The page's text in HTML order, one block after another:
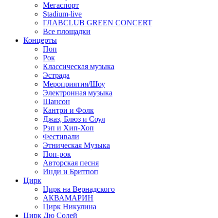
Мегаспорт
Stadium-live
ГЛАВCLUB GREEN CONCERT
Все площадки
Концерты
Поп
Рок
Классическая музыка
Эстрада
Мероприятия/Шоу
Электронная музыка
Шансон
Кантри и Фолк
Джаз, Блюз и Соул
Рэп и Хип-Хоп
Фестивали
Этническая Музыка
Поп-рок
Авторская песня
Инди и Бритпоп
Цирк
Цирк на Вернадского
АКВАМАРИН
Цирк Никулина
Цирк Дю Солей